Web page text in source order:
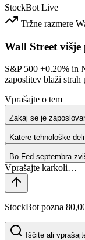
StockBot Live
Tržne razmere
Wall Street
S&P 500 +0.20% in
zaposlitev blaži strah
Vprašajte o tem
Zakaj se je
Katere tehnološke
Bo Fed septembra
StockBot pozna
Iščite ali